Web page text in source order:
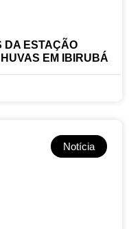
DA ESTAÇÃO
EM IBIRUBÁ
Notícia